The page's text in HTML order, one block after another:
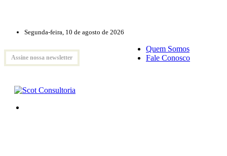
Segunda-feira, 10 de agosto de 2026
Assine nossa newsletter
Quem Somos
Fale Conosco